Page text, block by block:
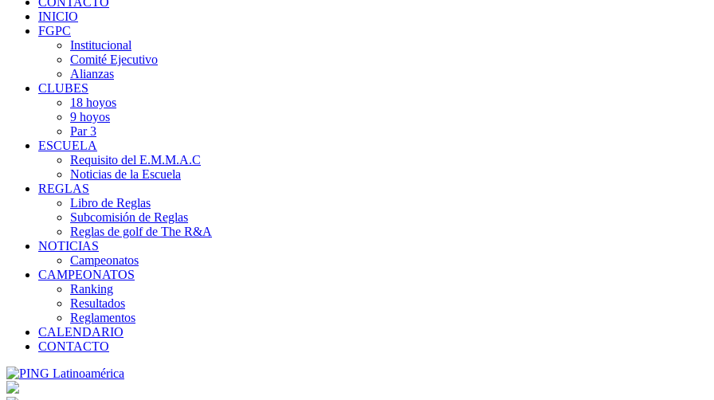
INICIO
FGPC
Institucional
Comité Ejecutivo
Alianzas
CLUBES
18 hoyos
9 hoyos
Par 3
ESCUELA
Requisito del E.M.M.A.C
Noticias de la Escuela
REGLAS
Libro de Reglas
Subcomisión de Reglas
Reglas de golf de The R&A
NOTICIAS
Campeonatos
CAMPEONATOS
Ranking
Resultados
Reglamentos
CALENDARIO
CONTACTO